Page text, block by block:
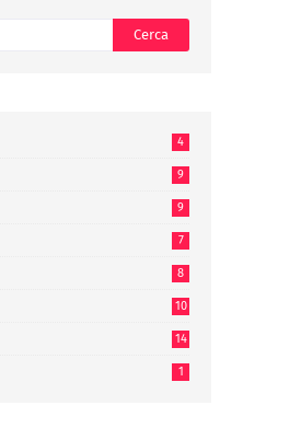
4
9
9
7
8
10
14
1